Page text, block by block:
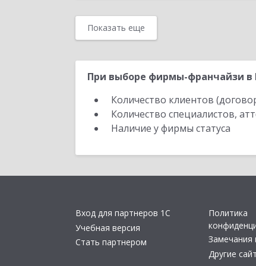
Показать еще
При выборе фирмы-франчайзи в
Количество клиентов
Количество специалистов,
Наличие у фирмы статуса
Вход для партнеров 1С
Учебная версия
Стать партнером
Политика
Замечания
Другие